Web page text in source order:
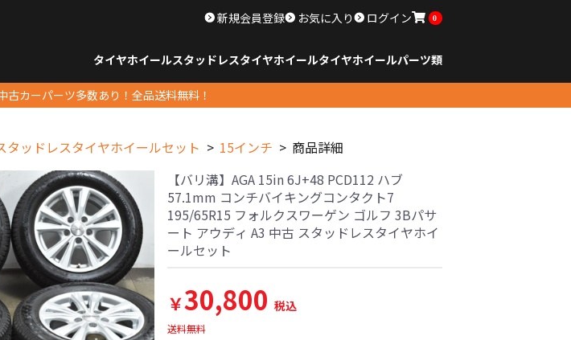
新規会員登録 お気に入り ログイン 0
タイヤホイールスタッドレスタイヤホイールタイヤホイールパーツ類
古カーパーツ多数あり！全品送料無料！
タッドレスタイヤホイールセット 15インチ 商品詳細
【バリ溝】AGA 15in 6J+48 PCD112 ハブ
57.1mm コンチバイキングコンタクト7
195/65R15 フォルクスワーゲン ゴルフ 3Bパサ
ート アウディ A3 中古 スタッドレスタイヤホイ
ールセット
￥30,800 税込
送料無料